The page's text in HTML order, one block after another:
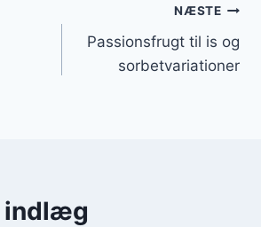
NÆSTE
Passionsfrugt til is og
sorbetvariationer
indlæg